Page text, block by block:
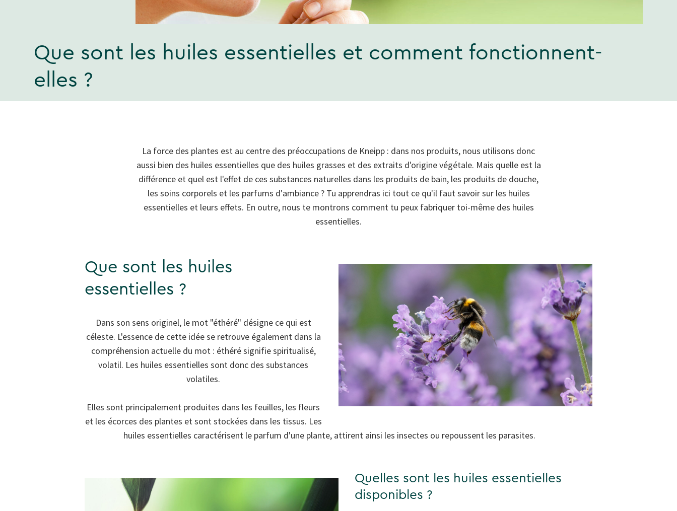
Que sont les huiles essentielles et comment fonctionnent-
elles ?
La force des plantes est au centre des préoccupations de Kneipp : dans nos produits, nous utilisons donc
aussi bien des huiles essentielles que des huiles grasses et des extraits d'origine végétale. Mais quelle est la
différence et quel est l'effet de ces substances naturelles dans les produits de bain, les produits de douche,
les soins corporels et les parfums d'ambiance ? Tu apprendras ici tout ce qu'il faut savoir sur les huiles
essentielles et leurs effets. En outre, nous te montrons comment tu peux fabriquer toi-même des huiles
essentielles.
Que sont les huiles
essentielles ?
Dans son sens originel, le mot "éthéré" désigne ce qui est
céleste. L'essence de cette idée se retrouve également dans la
compréhension actuelle du mot : éthéré signifie spiritualisé,
volatil. Les huiles essentielles sont donc des substances
volatiles.
Elles sont principalement produites dans les feuilles, les fleurs
et les écorces des plantes et sont stockées dans les tissus. Les
huiles essentielles caractérisent le parfum d'une plante, attirent ainsi les insectes ou repoussent les parasites.
Quelles sont les huiles essentielles
disponibles ?